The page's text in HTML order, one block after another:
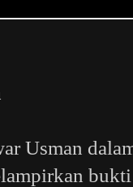
Usman